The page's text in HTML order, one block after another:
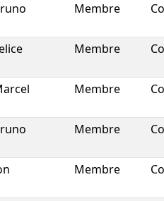
Membre
Membre
Membre
Membre
Membre